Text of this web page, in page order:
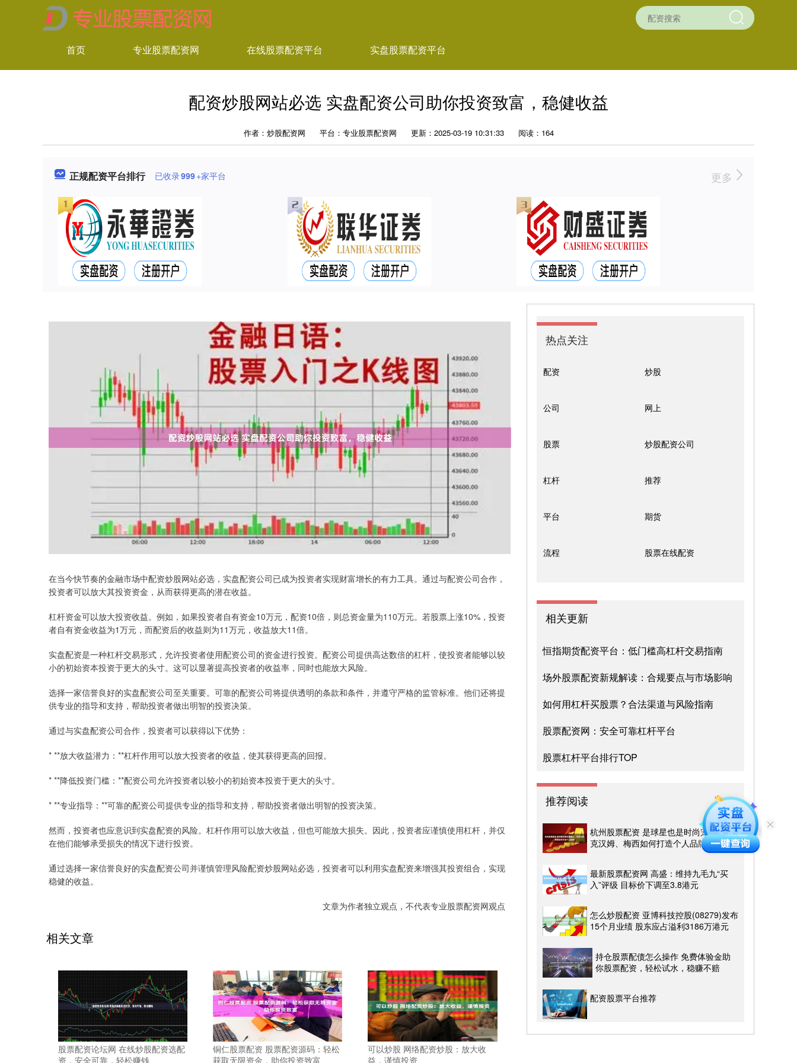
首页 专业股票配资网 在线股票配资平台 实盘股票配资平台
配资炒股网站必选 实盘配资公司助你投资致富，稳健收益
作者：炒股配资网 平台：专业股票配资网 更新：2025-03-19 10:31:33 阅读：164
正规配资平台排行 已收录999+家平台 更多
在当今快节奏的金融市场中配资炒股网站必选，实盘配资公司已成为投资者实现财富增长的有力工具。通过与配资公司合作，
投资者可以放大其投资资金，从而获得更高的潜在收益。
杠杆资金可以放大投资收益。例如，如果投资者自有资金10万元，配资10倍，则总资金量为110万元。若股票上涨10%，投资
者自有资金收益为1万元，而配资后的收益则为11万元，收益放大11倍。
实盘配资是一种杠杆交易形式，允许投资者使用配资公司的资金进行投资。配资公司提供高达数倍的杠杆，使投资者能够以较
小的初始资本投资于更大的头寸。这可以显著提高投资者的收益率，同时也能放大风险。
选择一家信誉良好的实盘配资公司至关重要。可靠的配资公司将提供透明的条款和条件，并遵守严格的监管标准。他们还将提
供专业的指导和支持，帮助投资者做出明智的投资决策。
通过与实盘配资公司合作，投资者可以获得以下优势：
* **放大收益潜力：**杠杆作用可以放大投资者的收益，使其获得更高的回报。
* **降低投资门槛：**配资公司允许投资者以较小的初始资本投资于更大的头寸。
* **专业指导：**可靠的配资公司提供专业的指导和支持，帮助投资者做出明智的投资决策。
然而，投资者也应意识到实盘配资的风险。杠杆作用可以放大收益，但也可能放大损失。因此，投资者应谨慎使用杠杆，并仅
在他们能够承受损失的情况下进行投资。
通过选择一家信誉良好的实盘配资公司并谨慎管理风险配资炒股网站必选，投资者可以利用实盘配资来增强其投资组合，实现
稳健的收益。
文章为作者独立观点，不代表专业股票配资网观点
相关文章
股票配资论坛网 在线炒股配资选配
资，安全可靠，轻松赚钱
铜仁股票配资 股票配资源码：轻松
获取无限资金，助你投资致富
可以炒股 网络配资炒股：放大收
益，谨慎投资
热点关注
配资 炒股
公司 网上
股票 炒股配资公司
杠杆 推荐
平台 期货
流程 股票在线配资
相关更新
恒指期货配资平台：低门槛高杠杆交易指南
场外股票配资新规解读：合规要点与市场影响
如何用杠杆买股票？合法渠道与风险指南
股票配资网：安全可靠杠杆平台
股票杠杆平台排行TOP
推荐阅读
杭州股票配资 是球星也是时尚宠儿，贝
克汉姆、梅西如何打造个人品牌？
最新股票配资网 高盛：维持九毛九“买
入”评级 目标价下调至3.8港元
怎么炒股配资 亚博科技控股(08279)发布
15个月业绩 股东应占溢利3186万港元
持仓股票配债怎么操作 免费体验金助
你股票配资，轻松试水，稳赚不赔
配资股票平台推荐